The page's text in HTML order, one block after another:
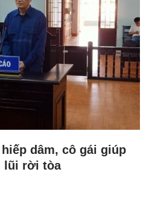
dâm, cô gái giúp
lũi rời tòa